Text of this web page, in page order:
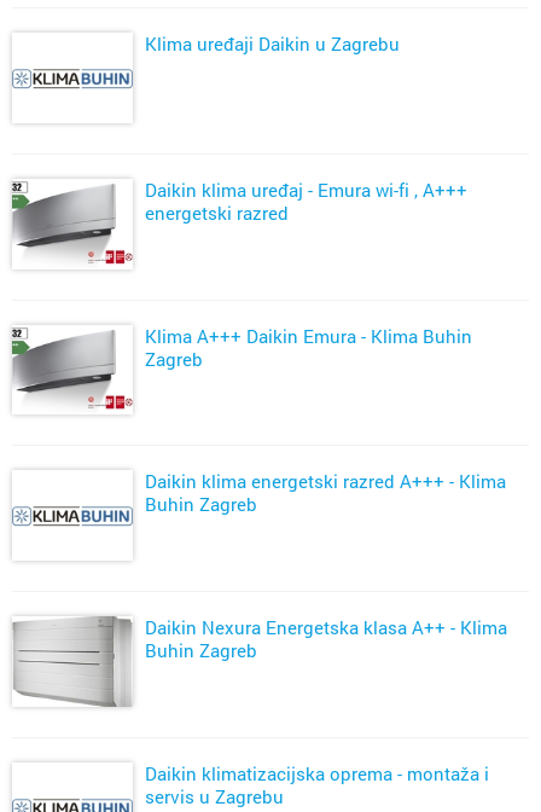
Klima uređaji Daikin u Zagrebu
Daikin klima uređaj - Emura wi-fi , A+++
energetski razred
Klima A+++ Daikin Emura - Klima Buhin
Zagreb
Daikin klima energetski razred A+++ - Klima
Buhin Zagreb
Daikin Nexura Energetska klasa A++ - Klima
Buhin Zagreb
Daikin klimatizacijska oprema - montaža i
servis u Zagrebu